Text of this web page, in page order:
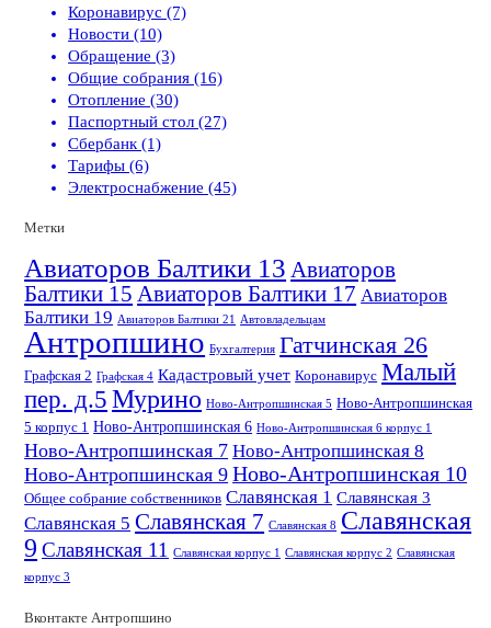
Коронавирус (7)
Новости (10)
Обращение (3)
Общие собрания (16)
Отопление (30)
Паспортный стол (27)
Сбербанк (1)
Тарифы (6)
Электроснабжение (45)
Метки
Авиаторов Балтики 13 Авиаторов
Балтики 15 Авиаторов Балтики 17 Авиаторов
Балтики 19 Авиаторов Балтики 21 Автовладельцам
Антропшино Бухгалтерия Гатчинская 26
Графская 2 Графская 4 Кадастровый учет Коронавирус Малый
пер. д.5Мурино Ново-Антропшинская 5 Ново-Антропшинская
5 корпус 1 Ново-Антропшинская 6 Ново-Антропшинская 6 корпус 1
Ново-Антропшинская 7 Ново-Антропшинская 8
Ново-Антропшинская 9 Ново-Антропшинская 10
Общее собрание собственников Славянская 1 Славянская 3
Славянская 5 Славянская 7 Славянская 8 Славянская
9 Славянская 11 Славянская корпус 1 Славянская корпус 2 Славянская
корпус 3
Вконтакте Антропшино